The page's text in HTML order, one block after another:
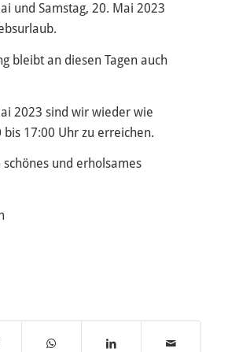
und Samstag, 20. Mai 2023
bleibt an diesen Tagen auch
2023 sind wir wieder wie
17:00 Uhr zu erreichen.
und erholsames